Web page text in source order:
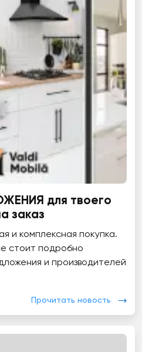
для твоего
заказ
и комплексная покупка.
стоит подробно
и производителей
Прочитать новость